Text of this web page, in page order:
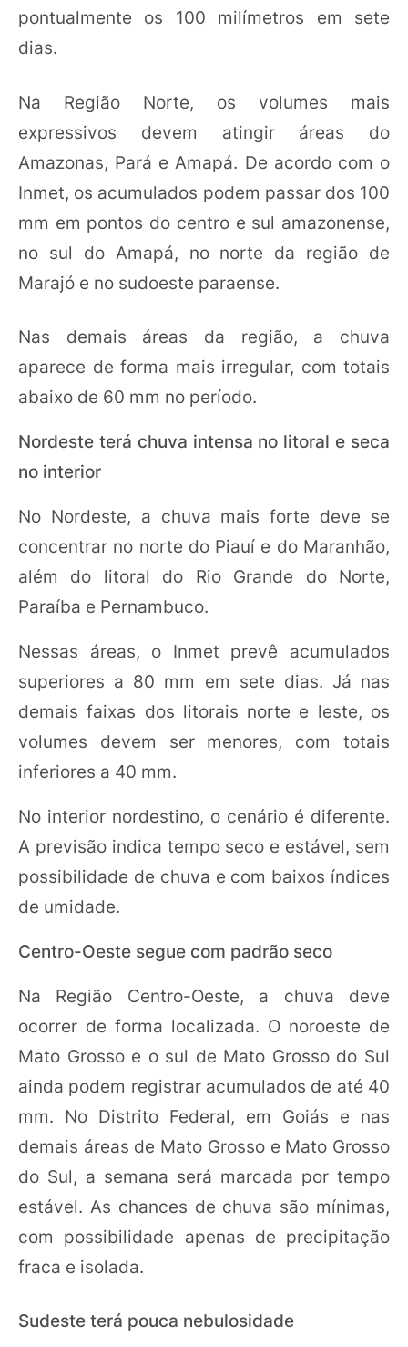
pontualmente os 100 milímetros em sete
dias.
Na Região Norte, os volumes mais
expressivos devem atingir áreas do
Amazonas, Pará e Amapá. De acordo com o
Inmet, os acumulados podem passar dos 100
mm em pontos do centro e sul amazonense,
no sul do Amapá, no norte da região de
Marajó e no sudoeste paraense.
Nas demais áreas da região, a chuva
aparece de forma mais irregular, com totais
abaixo de 60 mm no período.
Nordeste terá chuva intensa no litoral e seca
no interior
No Nordeste, a chuva mais forte deve se
concentrar no norte do Piauí e do Maranhão,
além do litoral do Rio Grande do Norte,
Paraíba e Pernambuco.
Nessas áreas, o Inmet prevê acumulados
superiores a 80 mm em sete dias. Já nas
demais faixas dos litorais norte e leste, os
volumes devem ser menores, com totais
inferiores a 40 mm.
No interior nordestino, o cenário é diferente.
A previsão indica tempo seco e estável, sem
possibilidade de chuva e com baixos índices
de umidade.
Centro-Oeste segue com padrão seco
Na Região Centro-Oeste, a chuva deve
ocorrer de forma localizada. O noroeste de
Mato Grosso e o sul de Mato Grosso do Sul
ainda podem registrar acumulados de até 40
mm. No Distrito Federal, em Goiás e nas
demais áreas de Mato Grosso e Mato Grosso
do Sul, a semana será marcada por tempo
estável. As chances de chuva são mínimas,
com possibilidade apenas de precipitação
fraca e isolada.
Sudeste terá pouca nebulosidade